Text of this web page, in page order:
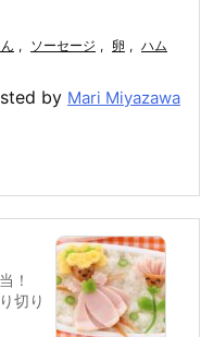
, ソーセージ , 卵 , ハム
by Mari Miyazawa
！
切り